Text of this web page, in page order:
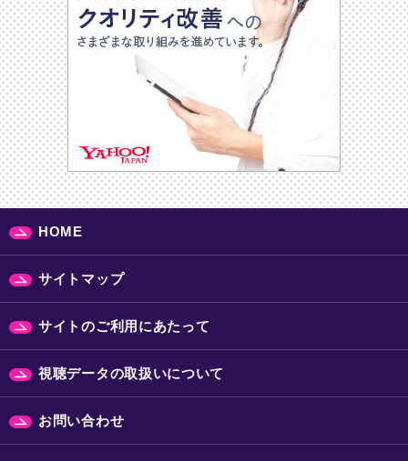
HOME
サイトマップ
サイトのご利用にあたって
視聴データの取扱いについて
お問い合わせ